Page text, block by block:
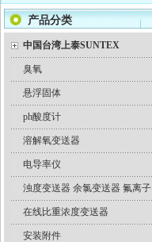
产品分类
中国台湾上泰SUNTEX
臭氧
悬浮固体
ph酸度计
溶解氧变送器
电导率仪
浊度变送器 余氯变送器 氟离子
在线比重浓度变送器
安装附件
磁隔膜泵加药
泵